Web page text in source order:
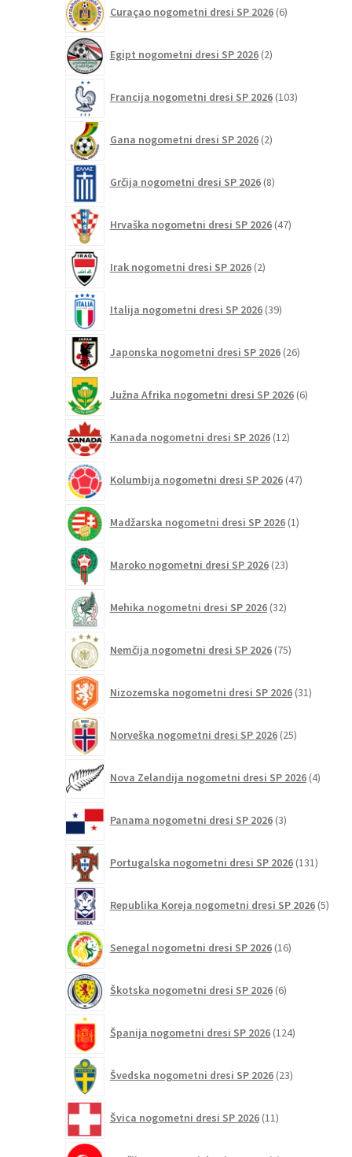
Curaçao nogometni dresi SP 2026 6izdelkov
Egipt nogometni dresi SP 2026 2izdelka
Francija nogometni dresi SP 2026 103izdelki
Gana nogometni dresi SP 2026 2izdelka
Grčija nogometni dresi SP 2026 8izdelkov
Hrvaška nogometni dresi SP 2026 47izdelkov
Irak nogometni dresi SP 2026 2izdelka
Italija nogometni dresi SP 2026 39izdelkov
Japonska nogometni dresi SP 2026 26izdelkov
Južna Afrika nogometni dresi SP 2026 6izdelkov
Kanada nogometni dresi SP 2026 12izdelkov
Kolumbija nogometni dresi SP 2026 47izdelkov
Madžarska nogometni dresi SP 2026 1izdelek
Maroko nogometni dresi SP 2026 23izdelkov
Mehika nogometni dresi SP 2026 32izdelkov
Nemčija nogometni dresi SP 2026 75izdelkov
Nizozemska nogometni dresi SP 2026 31izdelkov
Norveška nogometni dresi SP 2026 25izdelkov
Nova Zelandija nogometni dresi SP 2026 4izdelki
Panama nogometni dresi SP 2026 3izdelki
Portugalska nogometni dresi SP 2026 131
Republika Koreja nogometni dresi SP 2026 5
Senegal nogometni dresi SP 2026 16izdelkov
Škotska nogometni dresi SP 2026 6izdelkov
Španija nogometni dresi SP 2026 124izdelkov
Švedska nogometni dresi SP 2026 23izdelkov
Švica nogometni dresi SP 2026 11izdelkov